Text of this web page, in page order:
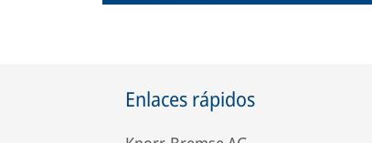
Enlaces rápidos